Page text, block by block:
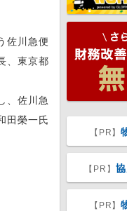
佐川急便
、東京都
、佐川急
田榮一氏
【PR】
【PR】
【PR】